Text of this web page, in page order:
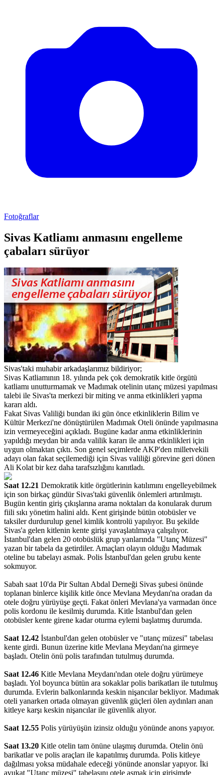
Fotoğraflar
Sivas Katliamı anmasını engelleme
çabaları sürüyor
Sivas'taki muhabir arkadaşlarımız bildiriyor;
Sivas Katliamının 18. yılında pek çok demokratik kitle örgütü
katliamı unutturmamak ve Madımak otelinin utanç müzesi yapılması
talebi ile Sivas'ta merkezi bir miting ve anma etkinlikleri yapma
kararı aldı.
Fakat Sivas Valiliği bundan iki gün önce etkinliklerin Bilim ve
Kültür Merkezi'ne dönüştürülen Madımak Oteli önünde yapılmasına
izin vermeyeceğini açıkladı. Bugüne kadar anma etkinliklerinin
yapıldığı meydan bir anda valilik kararı ile anma etkinlikleri için
uygun olmaktan çıktı. Son genel seçimlerde AKP'den milletvekili
adayı olan fakat seçilemediği için Sivas valiliği görevine geri dönen
Ali Kolat bir kez daha tarafsızlığını kanıtladı.
Saat 12.21 Demokratik kitle örgütlerinin katılımını engelleyebilmek
için son birkaç gündür Sivas'taki güvenlik önlemleri artırılmıştı.
Bugün kentin giriş çıkışlarına arama noktaları da konularak durum
fiili sıkı yönetim halini aldı. Kent girişinde bütün otobüsler ve
taksiler durdurulup genel kimlik kontrolü yapılıyor. Bu şekilde
Sivas'a gelen kitlenin kente girişi yavaşlatılmaya çalışılıyor.
İstanbul'dan gelen 20 otobüslük grup yanlarında "Utanç Müzesi"
yazan bir tabela da getirdiler. Amaçları olayın olduğu Madımak
oteline bu tabelayı asmak. Polis İstanbul'dan gelen grubu kente
sokmuyor.
Sabah saat 10'da Pir Sultan Abdal Derneği Sivas şubesi önünde
toplanan binlerce kişilik kitle önce Mevlana Meydanı'na oradan da
otele doğru yürüyüşe geçti. Fakat önleri Mevlana'ya varmadan önce
polis kordonu ile kesilmiş durumda. Kitle İstanbul'dan gelen
otobüsler kente girene kadar oturma eylemi başlatmış durumda.
Saat 12.42 İstanbul'dan gelen otobüsler ve "utanç müzesi" tabelası
kente girdi. Bunun üzerine kitle Mevlana Meydanı'na girmeye
başladı. Otelin önü polis tarafından tutulmuş durumda.
Saat 12.46 Kitle Mevlana Meydanı'ndan otele doğru yürümeye
başladı. Yol boyunca bütün ara sokaklar polis barikatları ile tutulmuş
durumda. Evlerin balkonlarında keskin nişancılar bekliyor. Madımak
oteli yanarken ortada olmayan güvenlik güçleri ölen aydınları anan
kitleye karşı keskin nişancılar ile güvenlik alıyor.
Saat 12.55 Polis yürüyüşün izinsiz olduğu yönünde anons yapıyor.
Saat 13.20 Kitle otelin tam önüne ulaşmış durumda. Otelin önü
barikatlar ve polis araçları ile kapatılmış durumda. Polis kitleye
dağılması yoksa müdahale edeceği yönünde anonslar yapıyor. İki
avukat "Utanç müzesi" tabelasını otele asmak için girişimde